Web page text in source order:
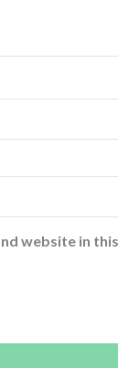
website in